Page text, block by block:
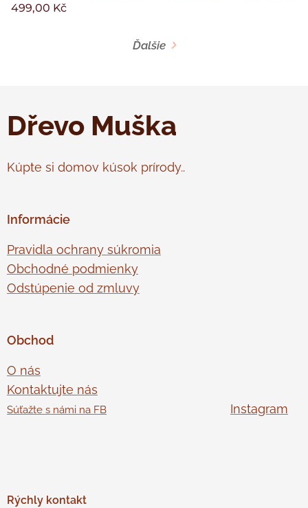
499,00 Kč
Ďalšie
Dřevo Muška
Kúpte si domov kúsok prírody..
Informácie
Pravidla ochrany súkromia
Obchodné podmienky
Odstúpenie od zmluvy
Obchod
O nás
Kontaktujte nás
Súťažte s námi na FB Instagram
Rýchly kontakt